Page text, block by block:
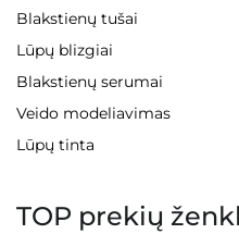
Blakstienų tušai
Lūpų blizgiai
Blakstienų serumai
Veido modeliavimas
Lūpų tinta
TOP prekių